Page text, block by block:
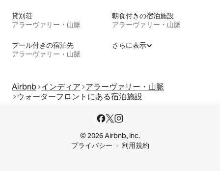
貸別荘
アラーヴァリー・山脈
朝食付きの宿泊施設
アラーヴァリー・山脈
プール付きの宿泊先
アラーヴァリー・山脈
さらに表示
Airbnb インディア アラーヴァリー・山脈
ウォーターフロントにある宿泊施設
© 2026 Airbnb, Inc.
プライバシー
利用規約